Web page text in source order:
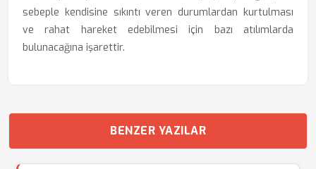
sebeple kendisine sıkıntı veren durumlardan kurtulması
ve rahat hareket edebilmesi için bazı atılımlarda
bulunacağına işarettir.
BENZER YAZILAR